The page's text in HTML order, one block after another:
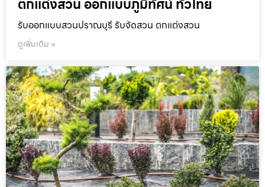
ตกแต่งสวน ออกแบบภูมิทัศน์ ทั่วไทย
รับออกแบบสวนปราณบุรี รับจัดสวน ตกแต่งสวน
ดูเพิ่มเติม »